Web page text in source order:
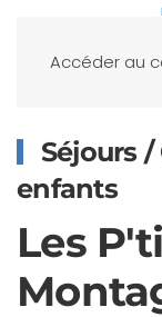
Accéder au
Séjours /
enfants
Les